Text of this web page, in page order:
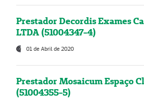
Prestador Decordis Exames
LTDA (51004347-4)
01 de Abril de 2020
Prestador Mosaicum Espaço
(51004355-5)